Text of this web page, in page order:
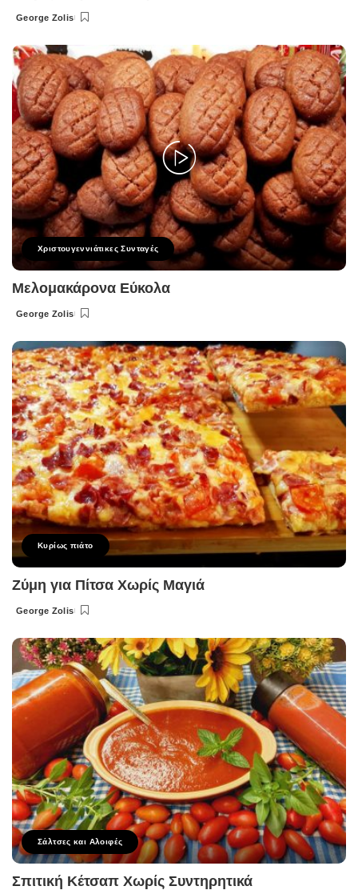
Posted
George Zolis
Χριστουγεννιάτικες Συνταγές
Μελομακάρονα Εύκολα
Posted
George Zolis
Κυρίως πιάτο
Ζύμη για Πίτσα Χωρίς Μαγιά
Posted
George Zolis
Σάλτσες και Αλοιφές
Σπιτική Κέτσαπ Χωρίς Συντηρητικά